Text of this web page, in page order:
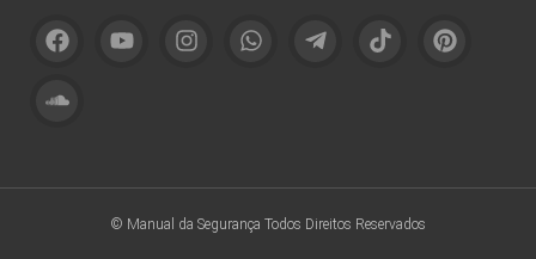
© Manual da Segurança Todos Direitos Reservados